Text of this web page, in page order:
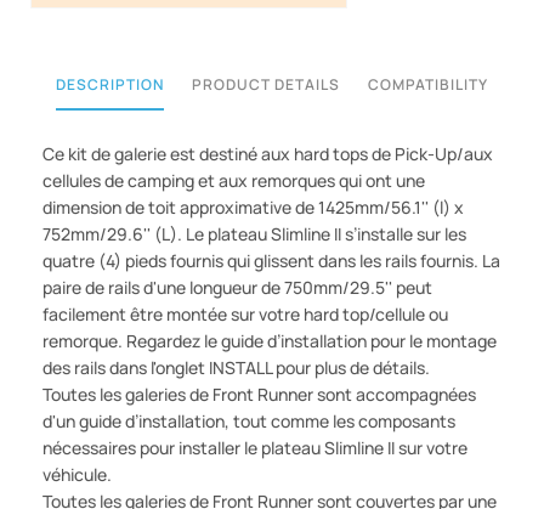
DESCRIPTION PRODUCT DETAILS COMPATIBILITY
Ce kit de galerie est destiné aux hard tops de Pick-Up/aux
cellules de camping et aux remorques qui ont une
dimension de toit approximative de 1425mm/56.1'' (l) x
752mm/29.6'' (L). Le plateau Slimline II s’installe sur les
quatre (4) pieds fournis qui glissent dans les rails fournis. La
paire de rails d'une longueur de 750mm/29.5'' peut
facilement être montée sur votre hard top/cellule ou
remorque. Regardez le guide d’installation pour le montage
des rails dans l'onglet INSTALL pour plus de détails.
Toutes les galeries de Front Runner sont accompagnées
d'un guide d’installation, tout comme les composants
nécessaires pour installer le plateau Slimline II sur votre
véhicule.
Toutes les galeries de Front Runner sont couvertes par une